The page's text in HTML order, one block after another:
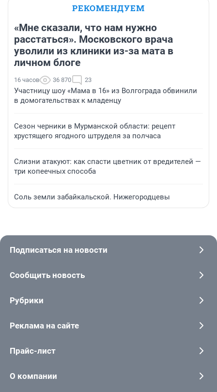
РЕКОМЕНДУЕМ
«Мне сказали, что нам нужно
расстаться». Московского врача
уволили из клиники из-за мата в
личном блоге
16 часов 36 870 23
Участницу шоу «Мама в 16» из Волгограда обвинили
в домогательствах к младенцу
Сезон черники в Мурманской области: рецепт
хрустящего ягодного штруделя за полчаса
Слизни атакуют: как спасти цветник от вредителей —
три копеечных способа
Соль земли забайкальской. Нижегородцевы
Подписаться на новости
Сообщить новость
Рубрики
Реклама на сайте
Прайс-лист
О компании